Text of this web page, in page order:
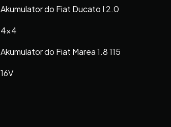
Akumulator do Fiat Ducato I 2.0
4×4
Akumulator do Fiat Marea 1.8 115
16V